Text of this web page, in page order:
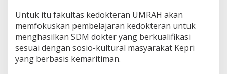
Untuk itu fakultas kedokteran UMRAH akan
memfokuskan pembelajaran kedokteran untuk
menghasilkan SDM dokter yang berkualifikasi
sesuai dengan sosio-kultural masyarakat Kepri
yang berbasis kemaritiman.